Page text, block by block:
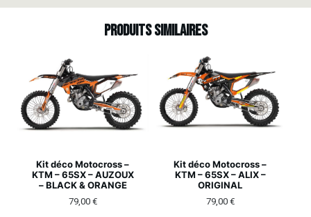
Produits similaires
Kit déco Motocross –
KTM – 65SX – AUZOUX
– BLACK & ORANGE
79,00 €
Kit déco Motocross –
KTM – 65SX – ALIX –
ORIGINAL
79,00 €